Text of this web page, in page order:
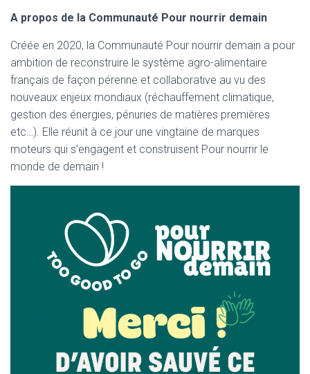
A propos de la Communauté Pour nourrir demain
Créée en 2020, la Communauté Pour nourrir demain a pour
ambition de reconstruire le système agro-alimentaire
français de façon pérenne et collaborative au vu des
nouveaux enjeux mondiaux (réchauffement climatique,
gestion des énergies, pénuries de matières premières
etc…). Elle réunit à ce jour une vingtaine de marques
moteurs qui s’engagent et construisent Pour nourrir le
monde de demain !